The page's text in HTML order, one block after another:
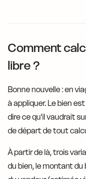
Comment
libre ?
Bonne nouvelle : en
à appliquer. Le bien
dire ce qu'il vaudrait
de départ de tout
À partir de là, trois
du bien, le montant